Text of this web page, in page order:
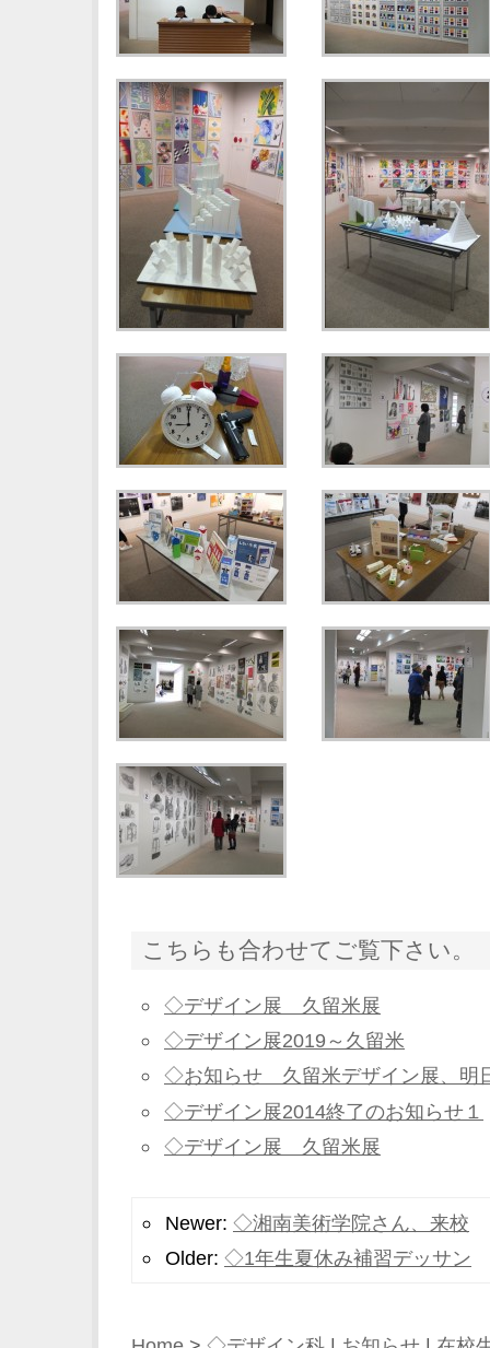
こちらも合わせてご覧下さい。
◇デザイン展 久留米展
◇デザイン展2019～久留米
◇お知らせ 久留米デザイン展、明
◇デザイン展2014終了のお知らせ１
◇デザイン展 久留米展
Newer: ◇湘南美術学院さん、来校
Older: ◇1年生夏休み補習デッサン